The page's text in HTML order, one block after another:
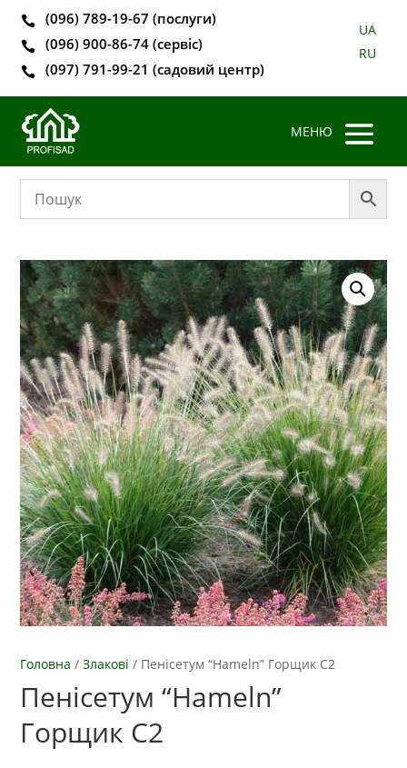
 (096) 789-19-67 (послуги)
 (096) 900-86-74 (сервіс)
 (097) 791-99-21 (садовий центр)
UA
RU
Головна /Злакові / Пенісетум “Hameln” Горщик С2
Пенісетум “Hameln”
Горщик С2